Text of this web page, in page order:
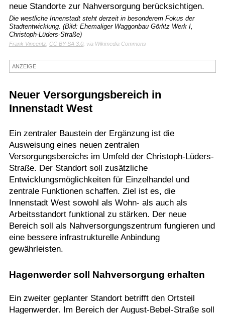
neue Standorte zur Nahversorgung berücksichtigen.
Die westliche Innenstadt steht derzeit in besonderem Fokus der
Stadtentwicklung. (Bild: Ehemaliger Waggonbau Görlitz Werk I,
Christoph-Lüders-Straße)
Frank Vincentz CC BY-SA 3.0, via Wikimedia Commons
ANZEIGE
Neuer Versorgungsbereich in
Innenstadt West
Ein zentraler Baustein der Ergänzung ist die
Ausweisung eines neuen zentralen
Versorgungsbereichs im Umfeld der Christoph-Lüders-
Straße. Der Standort soll zusätzliche
Entwicklungsmöglichkeiten für Einzelhandel und
zentrale Funktionen schaffen. Ziel ist es, die
Innenstadt West sowohl als Wohn- als auch als
Arbeitsstandort funktional zu stärken. Der neue
Bereich soll als Nahversorgungszentrum fungieren und
eine bessere infrastrukturelle Anbindung
gewährleisten.
Hagenwerder soll Nahversorgung erhalten
Ein zweiter geplanter Standort betrifft den Ortsteil
Hagenwerder. Im Bereich der August-Bebel-Straße soll